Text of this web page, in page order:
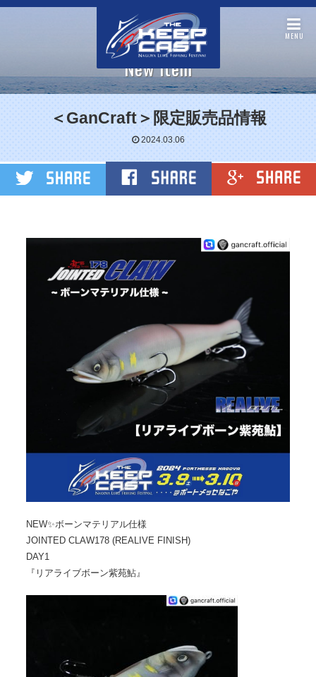
MENU
New item
＜GanCraft＞限定販売品情報
2024.03.06
NEW✨ボーンマテリアル仕様
JOINTED CLAW178 (REALIVE FINISH)
DAY1
『リアライブボーン紫苑鮎』